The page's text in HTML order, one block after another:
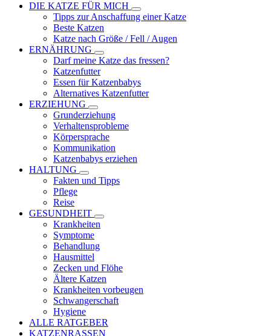
DIE KATZE FÜR MICH
Tipps zur Anschaffung einer Katze
Beste Katzen
Katze nach Größe / Fell / Augen
ERNÄHRUNG
Darf meine Katze das fressen?
Katzenfutter
Essen für Katzenbabys
Alternatives Katzenfutter
ERZIEHUNG
Grunderziehung
Verhaltensprobleme
Körpersprache
Kommunikation
Katzenbabys erziehen
HALTUNG
Fakten und Tipps
Pflege
Reise
GESUNDHEIT
Krankheiten
Symptome
Behandlung
Hausmittel
Zecken und Flöhe
Ältere Katzen
Krankheiten vorbeugen
Schwangerschaft
Hygiene
ALLE RATGEBER
KATZENRASSEN